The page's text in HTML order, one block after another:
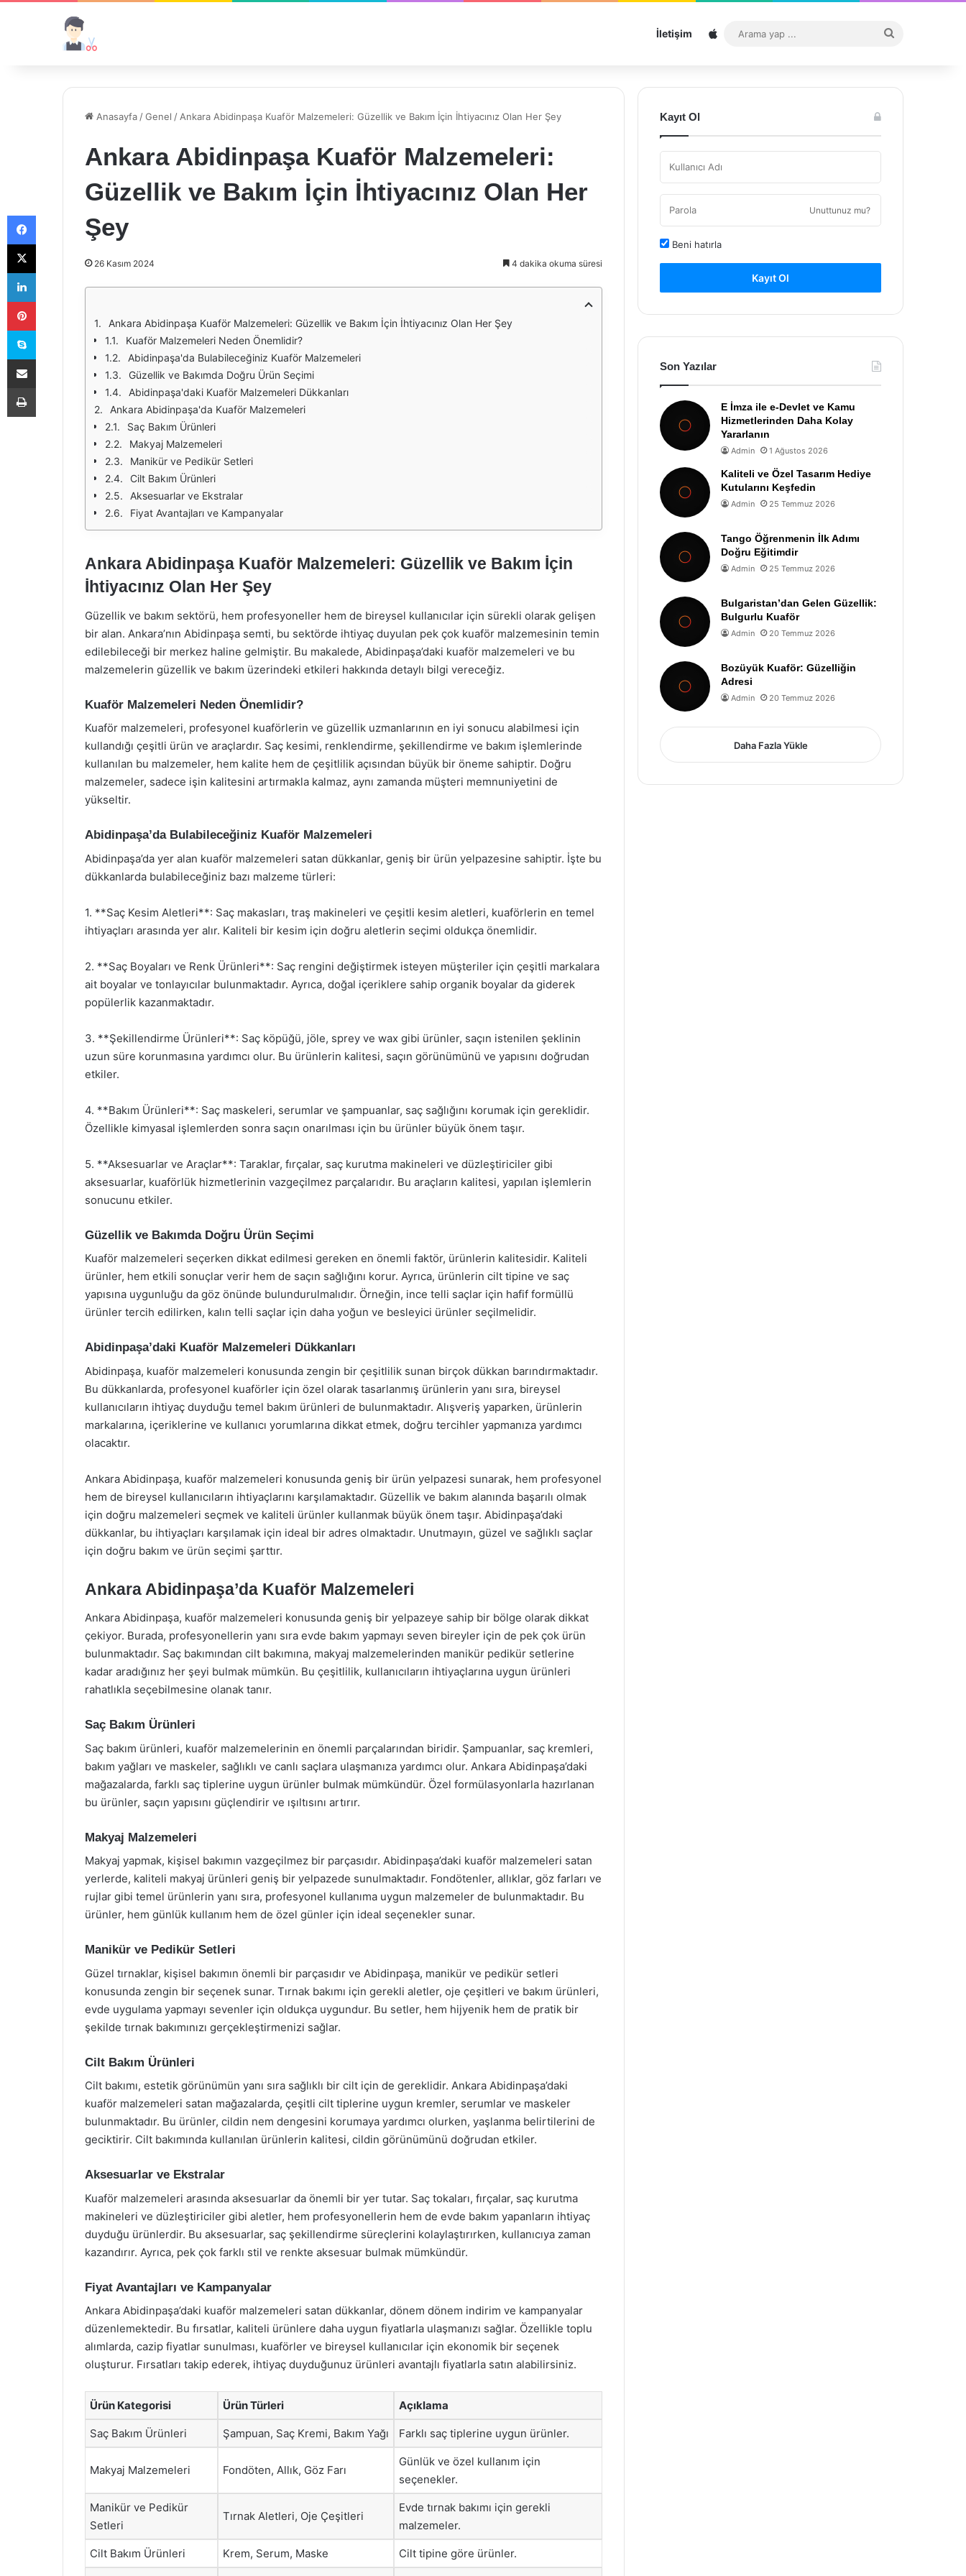
İletişim Sitemap
...
Anasayfa /Genel / Ankara Abidinpaşa Kuaför Malzemeleri: Güzellik ve Bakım İçin İhtiyacınız Olan Her Şey
Ankara Abidinpaşa Kuaför Malzemeleri:
Güzellik ve Bakım İçin İhtiyacınız Olan Her
Şey
26 Kasım 2024 4 dakika okuma süresi
Ankara Abidinpaşa Kuaför Malzemeleri: Güzellik ve Bakım İçin İhtiyacınız Olan Her Şey
Kuaför Malzemeleri Neden Önemlidir?
Abidinpaşa'da Bulabileceğiniz Kuaför Malzemeleri
Güzellik ve Bakımda Doğru Ürün Seçimi
Abidinpaşa'daki Kuaför Malzemeleri Dükkanları
Ankara Abidinpaşa'da Kuaför Malzemeleri
Saç Bakım Ürünleri
Makyaj Malzemeleri
Manikür ve Pedikür Setleri
Cilt Bakım Ürünleri
Aksesuarlar ve Ekstralar
Fiyat Avantajları ve Kampanyalar
Ankara Abidinpaşa Kuaför Malzemeleri: Güzellik ve Bakım İçin
İhtiyacınız Olan Her Şey
Güzellik ve bakım sektörü, hem profesyoneller hem de bireysel kullanıcılar için sürekli olarak gelişen
bir alan. Ankara’nın Abidinpaşa semti, bu sektörde ihtiyaç duyulan pek çok kuaför malzemesinin temin
edilebileceği bir merkez haline gelmiştir. Bu makalede, Abidinpaşa’daki kuaför malzemeleri ve bu
malzemelerin güzellik ve bakım üzerindeki etkileri hakkında detaylı bilgi vereceğiz.
Kuaför Malzemeleri Neden Önemlidir?
Kuaför malzemeleri, profesyonel kuaförlerin ve güzellik uzmanlarının en iyi sonucu alabilmesi için
kullandığı çeşitli ürün ve araçlardır. Saç kesimi, renklendirme, şekillendirme ve bakım işlemlerinde
kullanılan bu malzemeler, hem kalite hem de çeşitlilik açısından büyük bir öneme sahiptir. Doğru
malzemeler, sadece işin kalitesini artırmakla kalmaz, aynı zamanda müşteri memnuniyetini de
yükseltir.
Abidinpaşa’da Bulabileceğiniz Kuaför Malzemeleri
Abidinpaşa’da yer alan kuaför malzemeleri satan dükkanlar, geniş bir ürün yelpazesine sahiptir. İşte bu
dükkanlarda bulabileceğiniz bazı malzeme türleri:
1. **Saç Kesim Aletleri**: Saç makasları, traş makineleri ve çeşitli kesim aletleri, kuaförlerin en temel
ihtiyaçları arasında yer alır. Kaliteli bir kesim için doğru aletlerin seçimi oldukça önemlidir.
2. **Saç Boyaları ve Renk Ürünleri**: Saç rengini değiştirmek isteyen müşteriler için çeşitli markalara
ait boyalar ve tonlayıcılar bulunmaktadır. Ayrıca, doğal içeriklere sahip organik boyalar da giderek
popülerlik kazanmaktadır.
3. **Şekillendirme Ürünleri**: Saç köpüğü, jöle, sprey ve wax gibi ürünler, saçın istenilen şeklinin
uzun süre korunmasına yardımcı olur. Bu ürünlerin kalitesi, saçın görünümünü ve yapısını doğrudan
etkiler.
4. **Bakım Ürünleri**: Saç maskeleri, serumlar ve şampuanlar, saç sağlığını korumak için gereklidir.
Özellikle kimyasal işlemlerden sonra saçın onarılması için bu ürünler büyük önem taşır.
5. **Aksesuarlar ve Araçlar**: Taraklar, fırçalar, saç kurutma makineleri ve düzleştiriciler gibi
aksesuarlar, kuaförlük hizmetlerinin vazgeçilmez parçalarıdır. Bu araçların kalitesi, yapılan işlemlerin
sonucunu etkiler.
Güzellik ve Bakımda Doğru Ürün Seçimi
Kuaför malzemeleri seçerken dikkat edilmesi gereken en önemli faktör, ürünlerin kalitesidir. Kaliteli
ürünler, hem etkili sonuçlar verir hem de saçın sağlığını korur. Ayrıca, ürünlerin cilt tipine ve saç
yapısına uygunluğu da göz önünde bulundurulmalıdır. Örneğin, ince telli saçlar için hafif formüllü
ürünler tercih edilirken, kalın telli saçlar için daha yoğun ve besleyici ürünler seçilmelidir.
Abidinpaşa’daki Kuaför Malzemeleri Dükkanları
Abidinpaşa, kuaför malzemeleri konusunda zengin bir çeşitlilik sunan birçok dükkan barındırmaktadır.
Bu dükkanlarda, profesyonel kuaförler için özel olarak tasarlanmış ürünlerin yanı sıra, bireysel
kullanıcıların ihtiyaç duyduğu temel bakım ürünleri de bulunmaktadır. Alışveriş yaparken, ürünlerin
markalarına, içeriklerine ve kullanıcı yorumlarına dikkat etmek, doğru tercihler yapmanıza yardımcı
olacaktır.
Ankara Abidinpaşa, kuaför malzemeleri konusunda geniş bir ürün yelpazesi sunarak, hem profesyonel
hem de bireysel kullanıcıların ihtiyaçlarını karşılamaktadır. Güzellik ve bakım alanında başarılı olmak
için doğru malzemeleri seçmek ve kaliteli ürünler kullanmak büyük önem taşır. Abidinpaşa’daki
dükkanlar, bu ihtiyaçları karşılamak için ideal bir adres olmaktadır. Unutmayın, güzel ve sağlıklı saçlar
için doğru bakım ve ürün seçimi şarttır.
Ankara Abidinpaşa’da Kuaför Malzemeleri
Ankara Abidinpaşa, kuaför malzemeleri konusunda geniş bir yelpazeye sahip bir bölge olarak dikkat
çekiyor. Burada, profesyonellerin yanı sıra evde bakım yapmayı seven bireyler için de pek çok ürün
bulunmaktadır. Saç bakımından cilt bakımına, makyaj malzemelerinden manikür pedikür setlerine
kadar aradığınız her şeyi bulmak mümkün. Bu çeşitlilik, kullanıcıların ihtiyaçlarına uygun ürünleri
rahatlıkla seçebilmesine olanak tanır.
Saç Bakım Ürünleri
Saç bakım ürünleri, kuaför malzemelerinin en önemli parçalarından biridir. Şampuanlar, saç kremleri,
bakım yağları ve maskeler, sağlıklı ve canlı saçlara ulaşmanıza yardımcı olur. Ankara Abidinpaşa’daki
mağazalarda, farklı saç tiplerine uygun ürünler bulmak mümkündür. Özel formülasyonlarla hazırlanan
bu ürünler, saçın yapısını güçlendirir ve ışıltısını artırır.
Makyaj Malzemeleri
Makyaj yapmak, kişisel bakımın vazgeçilmez bir parçasıdır. Abidinpaşa’daki kuaför malzemeleri satan
yerlerde, kaliteli makyaj ürünleri geniş bir yelpazede sunulmaktadır. Fondötenler, allıklar, göz farları ve
rujlar gibi temel ürünlerin yanı sıra, profesyonel kullanıma uygun malzemeler de bulunmaktadır. Bu
ürünler, hem günlük kullanım hem de özel günler için ideal seçenekler sunar.
Manikür ve Pedikür Setleri
Güzel tırnaklar, kişisel bakımın önemli bir parçasıdır ve Abidinpaşa, manikür ve pedikür setleri
konusunda zengin bir seçenek sunar. Tırnak bakımı için gerekli aletler, oje çeşitleri ve bakım ürünleri,
evde uygulama yapmayı sevenler için oldukça uygundur. Bu setler, hem hijyenik hem de pratik bir
şekilde tırnak bakımınızı gerçekleştirmenizi sağlar.
Cilt Bakım Ürünleri
Cilt bakımı, estetik görünümün yanı sıra sağlıklı bir cilt için de gereklidir. Ankara Abidinpaşa’daki
kuaför malzemeleri satan mağazalarda, çeşitli cilt tiplerine uygun kremler, serumlar ve maskeler
bulunmaktadır. Bu ürünler, cildin nem dengesini korumaya yardımcı olurken, yaşlanma belirtilerini de
geciktirir. Cilt bakımında kullanılan ürünlerin kalitesi, cildin görünümünü doğrudan etkiler.
Aksesuarlar ve Ekstralar
Kuaför malzemeleri arasında aksesuarlar da önemli bir yer tutar. Saç tokaları, fırçalar, saç kurutma
makineleri ve düzleştiriciler gibi aletler, hem profesyonellerin hem de evde bakım yapanların ihtiyaç
duyduğu ürünlerdir. Bu aksesuarlar, saç şekillendirme süreçlerini kolaylaştırırken, kullanıcıya zaman
kazandırır. Ayrıca, pek çok farklı stil ve renkte aksesuar bulmak mümkündür.
Fiyat Avantajları ve Kampanyalar
Ankara Abidinpaşa’daki kuaför malzemeleri satan dükkanlar, dönem dönem indirim ve kampanyalar
düzenlemektedir. Bu fırsatlar, kaliteli ürünlere daha uygun fiyatlarla ulaşmanızı sağlar. Özellikle toplu
alımlarda, cazip fiyatlar sunulması, kuaförler ve bireysel kullanıcılar için ekonomik bir seçenek
oluşturur. Fırsatları takip ederek, ihtiyaç duyduğunuz ürünleri avantajlı fiyatlarla satın alabilirsiniz.
Ürün Kategorisi Ürün Türleri Açıklama
Saç Bakım Ürünleri Şampuan, Saç Kremi, Bakım Yağı Farklı saç tiplerine uygun ürünler.
Makyaj Malzemeleri Fondöten, Allık, Göz Farı
Günlük ve özel kullanım için
seçenekler.
Manikür ve Pedikür
Setleri
Tırnak Aletleri, Oje Çeşitleri
Evde tırnak bakımı için gerekli
malzemeler.
Cilt Bakım Ürünleri Krem, Serum, Maske Cilt tipine göre ürünler.
Kayıt Ol
Unuttunuz mu?
Beni hatırla
Kayıt Ol
Son Yazılar
E İmza ile e-Devlet ve Kamu
Hizmetlerinden Daha Kolay
Yararlanın
Admin 1 Ağustos 2026
Kaliteli ve Özel Tasarım Hediye
Kutularını Keşfedin
Admin 25 Temmuz 2026
Tango Öğrenmenin İlk Adımı
Doğru Eğitimdir
Admin 25 Temmuz 2026
Bulgaristan’dan Gelen Güzellik:
Bulgurlu Kuaför
Admin 20 Temmuz 2026
Bozüyük Kuaför: Güzelliğin
Adresi
Admin 20 Temmuz 2026
Daha Fazla Yükle
Facebook
X
LinkedIn
Pinterest
Skype
E-Posta ile paylaş